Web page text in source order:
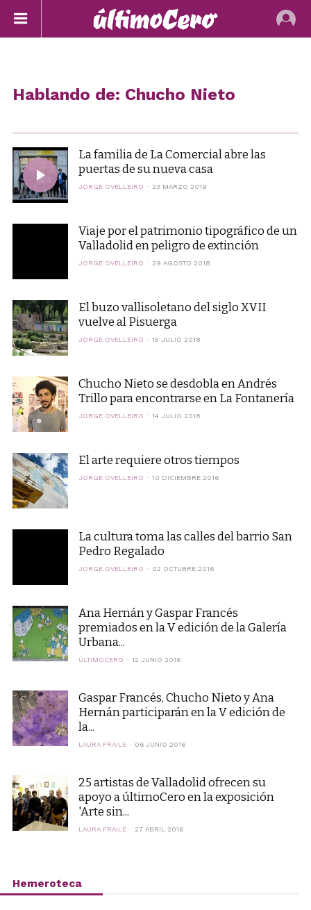
Hablando de: Chucho Nieto
La familia de La Comercial abre las
puertas de su nueva casa
JORGE OVELLEIRO 23 MARZO 2019
Viaje por el patrimonio tipográfico de un
Valladolid en peligro de extinción
JORGE OVELLEIRO 29 AGOSTO 2018
El buzo vallisoletano del siglo XVII
vuelve al Pisuerga
JORGE OVELLEIRO 15 JULIO 2018
Chucho Nieto se desdobla en Andrés
Trillo para encontrarse en La Fontanería
JORGE OVELLEIRO 14 JULIO 2018
El arte requiere otros tiempos
JORGE OVELLEIRO 10 DICIEMBRE 2016
La cultura toma las calles del barrio San
Pedro Regalado
JORGE OVELLEIRO 02 OCTUBRE 2016
Ana Hernán y Gaspar Francés
premiados en la V edición de la Galería
Urbana...
ÚLTIMOCERO 12 JUNIO 2016
Gaspar Francés, Chucho Nieto y Ana
Hernán participarán en la V edición de
la...
LAURA FRAILE 06 JUNIO 2016
25 artistas de Valladolid ofrecen su
apoyo a últimoCero en la exposición
'Arte sin...
LAURA FRAILE 27 ABRIL 2016
Hemeroteca